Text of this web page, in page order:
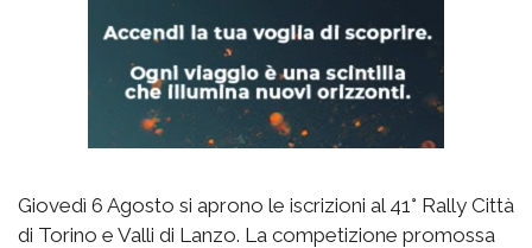
Giovedì 6 Agosto si aprono le iscrizioni al 41° Rally Città
di Torino e Valli di Lanzo. La competizione promossa